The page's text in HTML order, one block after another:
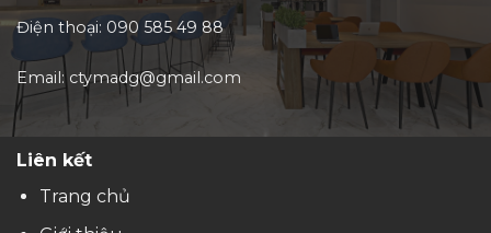
Điện thoại: 090 585 49 88
Email: ctymadg@gmail.com
Liên kết
Trang chủ